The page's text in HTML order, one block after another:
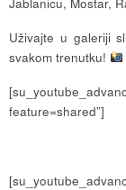
Uživajte u galeriji
svakom trenutku!
feature=shared”]